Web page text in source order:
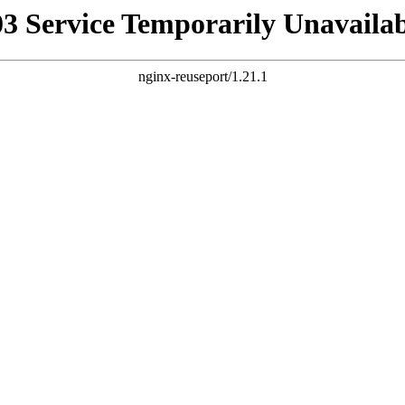
Service Temporarily
nginx-reuseport/1.21.1